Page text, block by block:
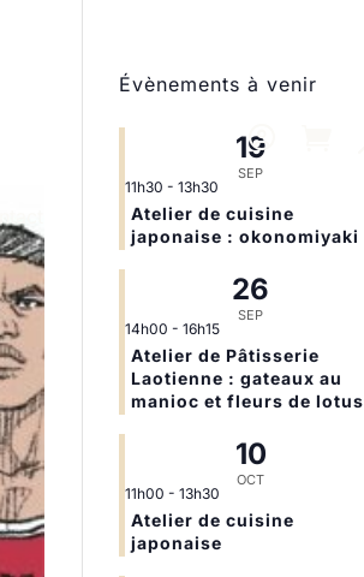
Évènements à venir
19
SEP
11h30 - 13h30
Atelier de cuisine
japonaise : okonomiyaki
26
SEP
14h00 - 16h15
Atelier de Pâtisserie
Laotienne : gateaux au
manioc et fleurs de lotus
10
OCT
11h00 - 13h30
Atelier de cuisine
japonaise